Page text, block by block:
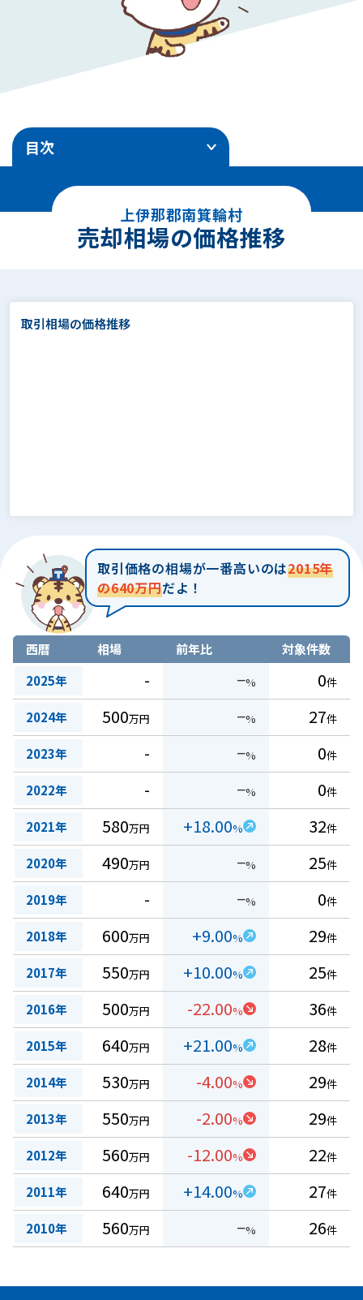
目次
売却相場の価格推移
土地売却事例
上伊那郡南箕輪村
売却相場の価格推移
取引相場の価格推移
取引価格の相場が一番高いのは2015年
の640万円だよ！
西暦 相場 前年比
対象件数
2025年
- −% 0件
2024年 500万円 −% 27件
2023年 - −% 0件
2022年 - −% 0件
2021年 580万円 +18.00% 32件
2020年 490万円 −% 25件
2019年 - −% 0件
2018年 600万円 +9.00% 29件
2017年 550万円 +10.00% 25件
2016年 500万円 -22.00% 36件
2015年 640万円 +21.00% 28件
2014年 530万円 -4.00% 29件
2013年 550万円 -2.00% 29件
2012年 560万円 -12.00% 22件
2011年 640万円 +14.00% 27件
2010年 560万円 −% 26件